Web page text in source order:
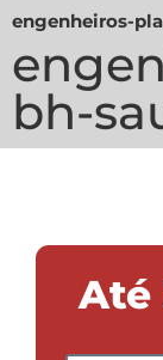
engenheiros-
bh-
Até